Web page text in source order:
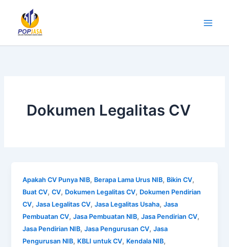
konten
Dokumen Legalitas CV
Apakah CV Punya NIB, Berapa Lama Urus NIB, Bikin CV,
Buat CV,CV, Dokumen Legalitas CV, Dokumen Pendirian
CV,Jasa Legalitas CV,Jasa Legalitas Usaha,Jasa
Pembuatan CV,Jasa Pembuatan NIB,Jasa Pendirian CV,
Jasa Pendirian NIB,Jasa Pengurusan CV,Jasa
Pengurusan NIB, KBLI untuk CV, Kendala NIB,